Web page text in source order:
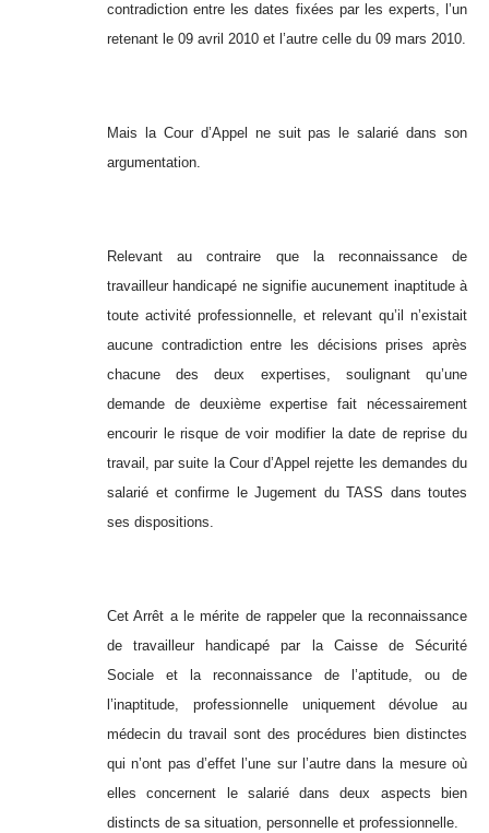
contradiction entre les dates fixées par les experts, l’un
retenant le 09 avril 2010 et l’autre celle du 09 mars 2010.
Mais la Cour d’Appel ne suit pas le salarié dans son
argumentation.
Relevant au contraire que la reconnaissance de
travailleur handicapé ne signifie aucunement inaptitude à
toute activité professionnelle, et relevant qu’il n’existait
aucune contradiction entre les décisions prises après
chacune des deux expertises, soulignant qu’une
demande de deuxième expertise fait nécessairement
encourir le risque de voir modifier la date de reprise du
travail, par suite la Cour d’Appel rejette les demandes du
salarié et confirme le Jugement du TASS dans toutes
ses dispositions.
Cet Arrêt a le mérite de rappeler que la reconnaissance
de travailleur handicapé par la Caisse de Sécurité
Sociale et la reconnaissance de l’aptitude, ou de
l’inaptitude, professionnelle uniquement dévolue au
médecin du travail sont des procédures bien distinctes
qui n’ont pas d’effet l’une sur l’autre dans la mesure où
elles concernent le salarié dans deux aspects bien
distincts de sa situation, personnelle et professionnelle.